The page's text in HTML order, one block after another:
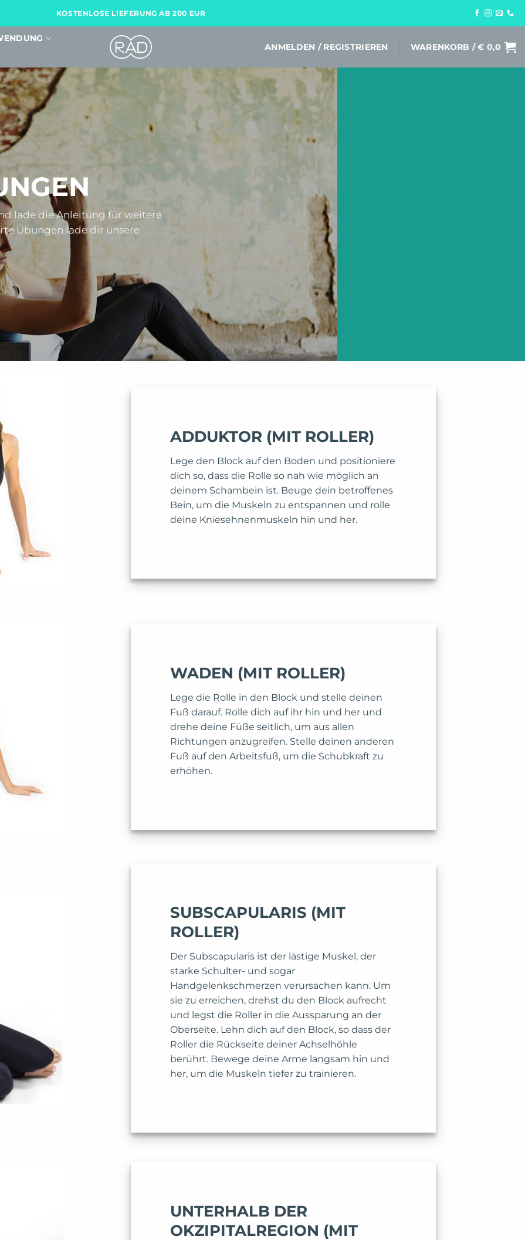
KOSTENLOSE LIEFERUNG AB 200 EUR
ANMELDEN / REGISTRIEREN WARENKORB /€ 0,0
lade die Anleitung für weitere
Übungen lade dir unsere
ADDUKTOR (MIT ROLLER)
Lege den Block auf den Boden und positioniere
dich so, dass die Rolle so nah wie möglich an
deinem Schambein ist. Beuge dein betroffenes
Bein, um die Muskeln zu entspannen und rolle
deine Kniesehnenmuskeln hin und her.
WADEN (MIT ROLLER)
Lege die Rolle in den Block und stelle deinen
Fuß darauf. Rolle dich auf ihr hin und her und
drehe deine Füße seitlich, um aus allen
Richtungen anzugreifen. Stelle deinen anderen
Fuß auf den Arbeitsfuß, um die Schubkraft zu
erhöhen.
SUBSCAPULARIS (MIT
ROLLER)
Der Subscapularis ist der lästige Muskel, der
starke Schulter- und sogar
Handgelenkschmerzen verursachen kann. Um
sie zu erreichen, drehst du den Block aufrecht
und legst die Roller in die Aussparung an der
Oberseite. Lehn dich auf den Block, so dass der
Roller die Rückseite deiner Achselhöhle
berührt. Bewege deine Arme langsam hin und
her, um die Muskeln tiefer zu trainieren.
UNTERHALB DER
OKZIPITALREGION (MIT